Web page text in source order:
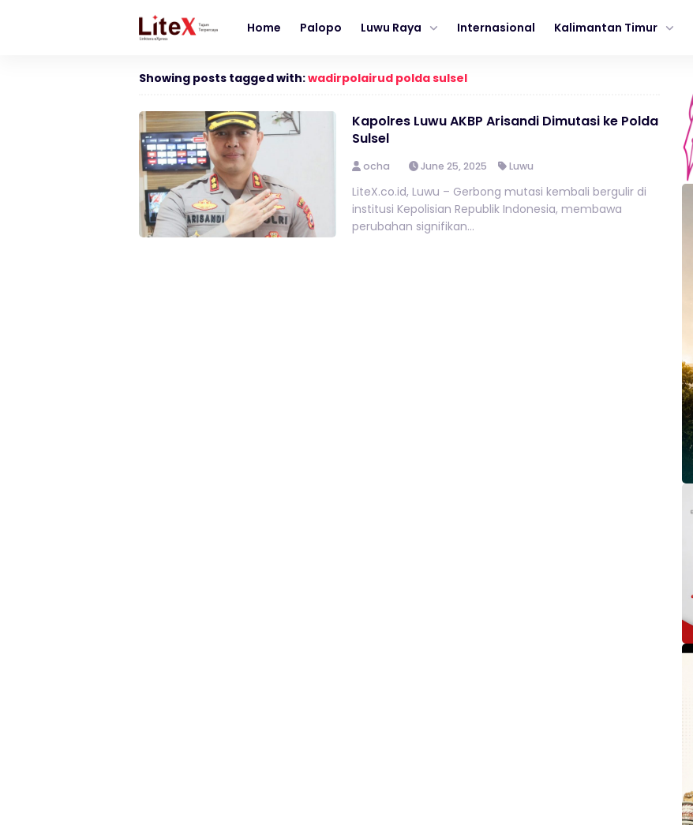
Home Palopo Luwu Raya Internasional Kalimantan Timur
Showing posts tagged with:wadirpolairud polda sulsel
Kapolres Luwu AKBP Arisandi Dimutasi ke Polda
Sulsel
ocha June 25, 2025 Luwu
LiteX.co.id, Luwu – Gerbong mutasi kembali bergulir di
institusi Kepolisian Republik Indonesia, membawa
perubahan signifikan...